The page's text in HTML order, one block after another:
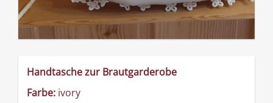
Handtasche zur Brautgarderobe
Farbe: ivory